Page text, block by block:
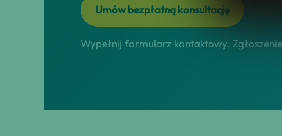
Umów bezpłatną konsultację
Wypełnij formularz kontaktowy.